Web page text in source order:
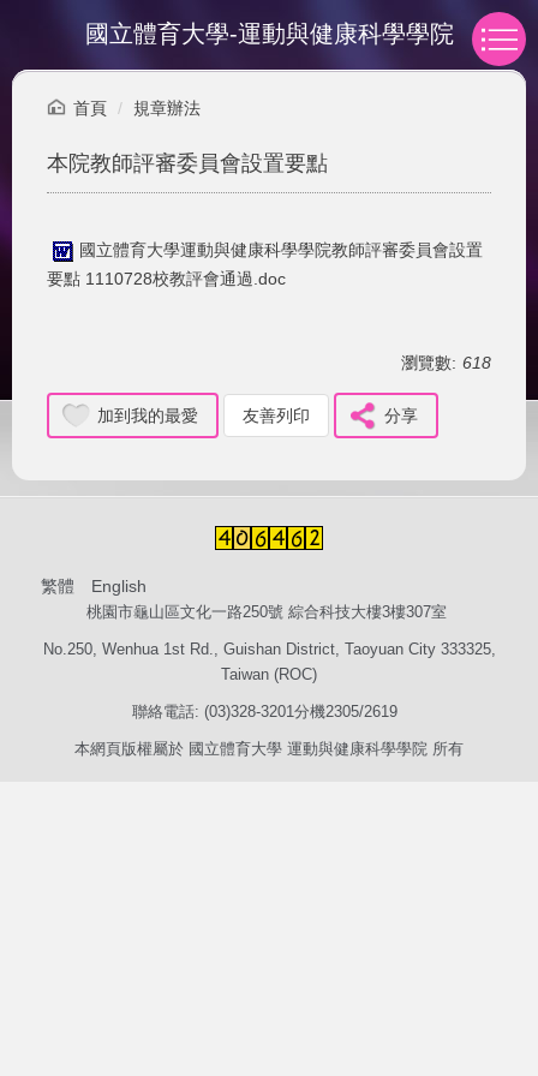
主
國立體育大學-運動與健康科學學院
首頁 規章辦法
本院教師評審委員會設置要點
國立體育大學運動與健康科學學院教師評審委員會設置
要點 1110728校教評會通過.doc
瀏覽數: 618
加到我的最愛 友善列印 分享
繁體 English
桃園市龜山區文化一路250號 綜合科技大樓3樓307室
No.250, Wenhua 1st Rd., Guishan District, Taoyuan City 333325,
Taiwan (ROC)
聯絡電話: (03)328-3201分機2305/2619
本網頁版權屬於 國立體育大學 運動與健康科學學院 所有